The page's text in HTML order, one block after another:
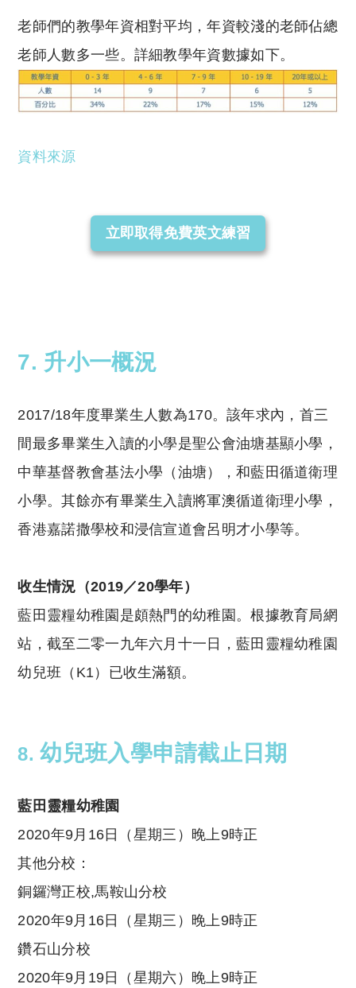
老師們的教學年資相對平均，年資較淺的老師佔總
老師人數多一些。詳細教學年資數據如下。
資料來源
立即取得免費英文練習
7. 升小一概況
2017/18年度畢業生人數為170。該年求內，首三
間最多畢業生入讀的小學是聖公會油塘基顯小學，
中華基督教會基法小學（油塘），和藍田循道衛理
小學。其餘亦有畢業生入讀將軍澳循道衛理小學，
香港嘉諾撒學校和浸信宣道會呂明才小學等。
收生情況（2019／20學年）
藍田靈糧幼稚園是頗熱門的幼稚園。根據教育局網
站，截至二零一九年六月十一日，藍田靈糧幼稚園
幼兒班（K1）已收生滿額。
8.幼兒班入學申請截止日期
藍田靈糧幼稚園
2020年9月16日（星期三）晚上9時正
其他分校：
銅鑼灣正校,馬鞍山分校
2020年9月16日（星期三）晚上9時正
鑽石山分校
2020年9月19日（星期六）晚上9時正